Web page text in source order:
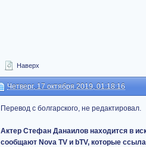
Наверх
Четверг, 17 октября 2019, 01:18:16
Перевод с болгарского, не редактировал.
Актер Стефан Данаилов находится в
сообщают Nova TV и bTV, которые